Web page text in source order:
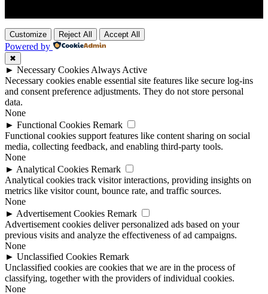
Customize Reject All Accept All
Powered by
✖
► Necessary Cookies Always Active
Necessary cookies enable essential site features like secure log-ins
and consent preference adjustments. They do not store personal
data.
None
► Functional Cookies Remark
Functional cookies support features like content sharing on social
media, collecting feedback, and enabling third-party tools.
None
► Analytical Cookies Remark
Analytical cookies track visitor interactions, providing insights on
metrics like visitor count, bounce rate, and traffic sources.
None
► Advertisement Cookies Remark
Advertisement cookies deliver personalized ads based on your
previous visits and analyze the effectiveness of ad campaigns.
None
► Unclassified Cookies Remark
Unclassified cookies are cookies that we are in the process of
classifying, together with the providers of individual cookies.
None